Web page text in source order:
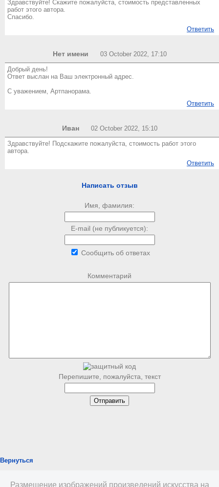
Здравствуйте! Скажите пожалуйста, стоимость представленных
работ этого автора.
Спасибо.
Ответить
Нет имени 03 October 2022, 17:10
Добрый день!
Ответ выслан на Ваш электронный адрес.
С уважением, Артпанорама.
Ответить
Иван 02 October 2022, 15:10
Здравствуйте! Подскажите пожалуйста, стоимость работ этого
автора.
Ответить
Написать отзыв
Имя, фамилия:
E-mail (не публикуется):
Сообщить об ответах
Комментарий
Перепишите, пожалуйста, текст
Вернуться
Размещение изображений произведений искусства на